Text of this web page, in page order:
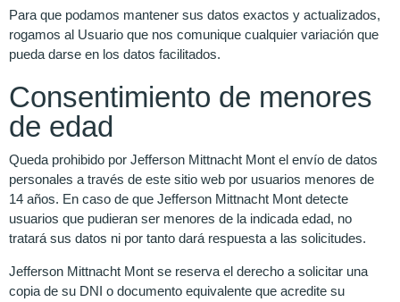
Para que podamos mantener sus datos exactos y actualizados,
rogamos al Usuario que nos comunique cualquier variación que
pueda darse en los datos facilitados.
Consentimiento de menores
de edad
Queda prohibido por Jefferson Mittnacht Mont el envío de datos
personales a través de este sitio web por usuarios menores de
14 años. En caso de que Jefferson Mittnacht Mont detecte
usuarios que pudieran ser menores de la indicada edad, no
tratará sus datos ni por tanto dará respuesta a las solicitudes.
Jefferson Mittnacht Mont se reserva el derecho a solicitar una
copia de su DNI o documento equivalente que acredite su